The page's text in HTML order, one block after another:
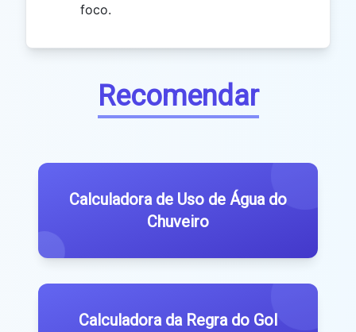
foco.
Recomendar
Calculadora de Uso de Água do
Chuveiro
Calculadora da Regra do Gol